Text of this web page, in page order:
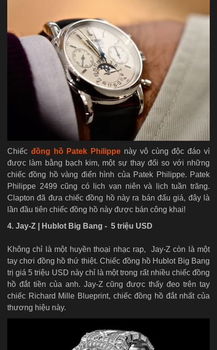
Chiếc đồng hồ Patek Philippe này vô cùng độc đáo vì
được làm bằng bạch kim, một sự thay đổi so với những
chiếc đồng hồ vàng điển hình của Patek Philippe. Patek
Philippe 2499 cũng có lịch vạn niên và lịch tuần trăng.
Clapton đã đưa chiếc đồng hồ này ra bán đấu giá, đây là
lần đầu tiên chiếc đồng hồ này được bán công khai!
4. Jay-Z | Hublot Big Bang - 5 triệu USD
Không chỉ là một huyền thoại nhạc rap, Jay-Z còn là một
tay chơi đồng hồ thứ thiệt. Chiếc đồng hồ Hublot Big Bang
trị giá 5 triệu USD này chỉ là một trong rất nhiều chiếc đồng
hồ đắt tiền của anh. Jay-Z cũng được thấy đeo trên tay
chiếc Richard Mille Blueprint, chiếc đồng hồ đắt nhất của
thương hiệu này.